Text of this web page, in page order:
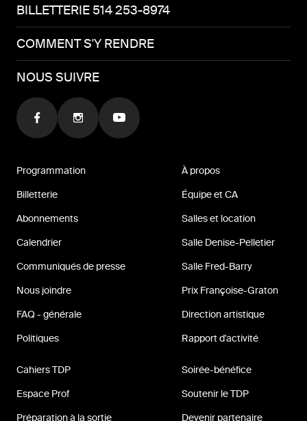
BILLETTERIE 514 253-8974
COMMENT S'Y RENDRE
NOUS SUIVRE
Programmation
Billetterie
Abonnements
Calendrier
Communiqués de presse
Nous joindre
FAQ - générale
Politiques
À propos
Équipe et CA
Salles et location
Salle Denise-Pelletier
Salle Fred-Barry
Prix Françoise-Graton
Direction artistique
Rapport d'activité
Cahiers TDP
Espace Prof
Préparation à la sortie
Soirée-bénéfice
Soutenir le TDP
Devenir partenaire